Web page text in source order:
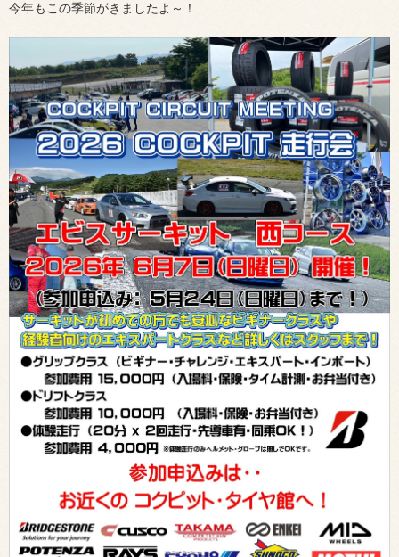
今年もこの季節がきましたよ～！